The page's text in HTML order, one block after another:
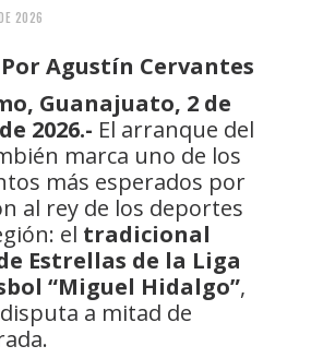
2026
Por Agustín Cervantes
Guanajuato, 2 de
2026.- El arranque del
marca uno de los
más esperados por
al rey de los deportes
el tradicional
Estrellas de la Liga
“Miguel Hidalgo”,
a mitad de